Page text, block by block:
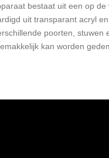
bestaat uit een op
uit transparant acryl
poorten, stuwen
kan worden